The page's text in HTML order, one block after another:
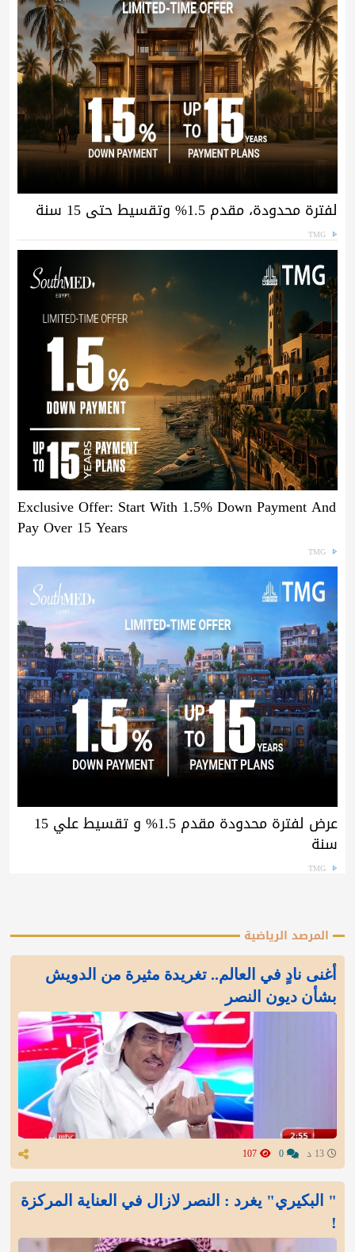
لفترة محدودة، مقدم 1.5% وتقسيط حتى 15 سنة
TMG
Exclusive Offer: Start With 1.5% Down Payment And
Pay Over 15 Years
TMG
عرض لفترة محدودة مقدم 1.5% و تقسيط علي 15
سنة
TMG
المرصد الرياضية
أغنى نادٍ في العالم.. تغريدة مثيرة من الدويش
بشأن ديون النصر
" البكيري" يغرد : النصر لازال في العناية المركزة
!